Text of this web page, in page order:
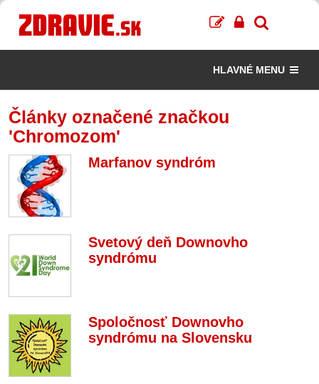
HLAVNÉ MENU
Články označené značkou
'Chromozom'
Marfanov syndróm
Svetový deň Downovho
syndrómu
Spoločnosť Downovho
syndrómu na Slovensku